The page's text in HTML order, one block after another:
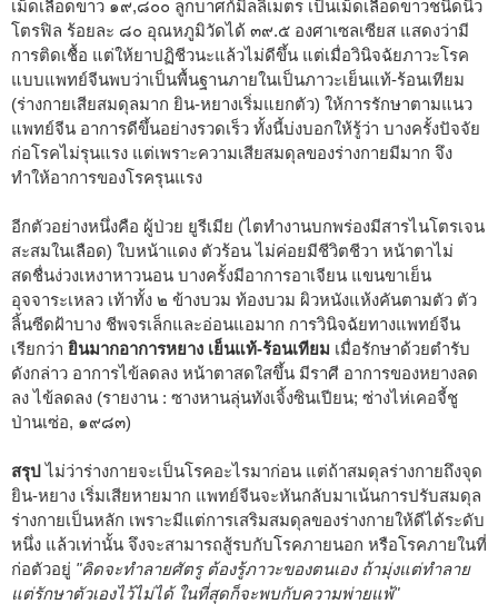
เม็ดเลือดขาว ๑๙,๘๐๐ ลูกบาศก์มิลลิเมตร เป็นเม็ดเลือดขาวชนิดนิว
โตรฟิล ร้อยละ ๘๐ อุณหภูมิวัดได้ ๓๙.๕ องศาเซลเซียส แสดงว่ามี
การติดเชื้อ แต่ให้ยาปฏิชีวนะแล้วไม่ดีขึ้น แต่เมื่อวินิจฉัยภาวะโรค
แบบแพทย์จีนพบว่าเป็นพื้นฐานภายในเป็นภาวะเย็นแท้-ร้อนเทียม
(ร่างกายเสียสมดุลมาก ยิน-หยางเริ่มแยกตัว) ให้การรักษาตามแนว
แพทย์จีน อาการดีขึ้นอย่างรวดเร็ว ทั้งนี้บ่งบอกให้รู้ว่า บางครั้งปัจจัย
ก่อโรคไม่รุนแรง แต่เพราะความเสียสมดุลของร่างกายมีมาก จึง
ทำให้อาการของโรครุนแรง
อีกตัวอย่างหนึ่งคือ ผู้ป่วย ยูรีเมีย (ไตทำงานบกพร่องมีสารไนโตรเจน
สะสมในเลือด) ใบหน้าแดง ตัวร้อน ไม่ค่อยมีชีวิตชีวา หน้าตาไม่
สดชื่นง่วงเหงาหาวนอน บางครั้งมีอาการอาเจียน แขนขาเย็น
อุจจาระเหลว เท้าทั้ง ๒ ข้างบวม ท้องบวม ผิวหนังแห้งคันตามตัว ตัว
ลิ้นซีดฝ้าบาง ชีพจรเล็กและอ่อนแอมาก การวินิจฉัยทางแพทย์จีน
เรียกว่า ยินมากอาการหยาง เย็นแท้-ร้อนเทียม เมื่อรักษาด้วยตำรับ
ดังกล่าว อาการไข้ลดลง หน้าตาสดใสขึ้น มีราศี อาการของหยางลด
ลง ไข้ลดลง (รายงาน : ซางหานลุ่นทังเจิ้งซินเปียน; ซ่างไห่เคอจี้ชู
ป่านเซ่อ, ๑๙๘๓)
สรุป ไม่ว่าร่างกายจะเป็นโรคอะไรมาก่อน แต่ถ้าสมดุลร่างกายถึงจุด
ยิน-หยาง เริ่มเสียหายมาก แพทย์จีนจะหันกลับมาเน้นการปรับสมดุล
ร่างกายเป็นหลัก เพราะมีแต่การเสริมสมดุลของร่างกายให้ดีได้ระดับ
หนึ่ง แล้วเท่านั้น จึงจะสามารถสู้รบกับโรคภายนอก หรือโรคภายในที่
ก่อตัวอยู่ "คิดจะทำลายศัตรู ต้องรู้ภาวะของตนเอง ถ้ามุ่งแต่ทำลาย
แต่รักษาตัวเองไว้ไม่ได้ ในที่สุดก็จะพบกับความพ่ายแพ้"